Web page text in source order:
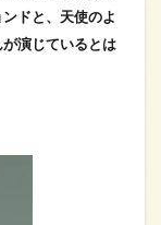
ドと、天使のよ
演じているとは